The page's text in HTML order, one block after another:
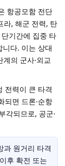
항공모함 전단
라, 해군 전력, 탄
기간에 집중 타
다. 이는 상대
의 군사·외교
전력이 큰 타격
되면 드론·순항
각되므로, 공군·
과 원거리 타격
후 확전 또는